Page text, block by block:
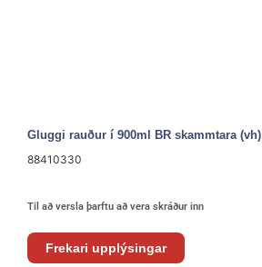
Gluggi rauður í 900ml BR skammtara (vh)
88410330
Til að versla þarftu að vera skráður inn
Frekari upplýsingar